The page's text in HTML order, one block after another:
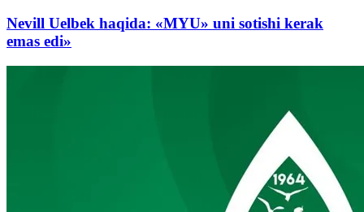
Nevill Uelbek haqida: «MYU» uni sotishi kerak
emas edi»